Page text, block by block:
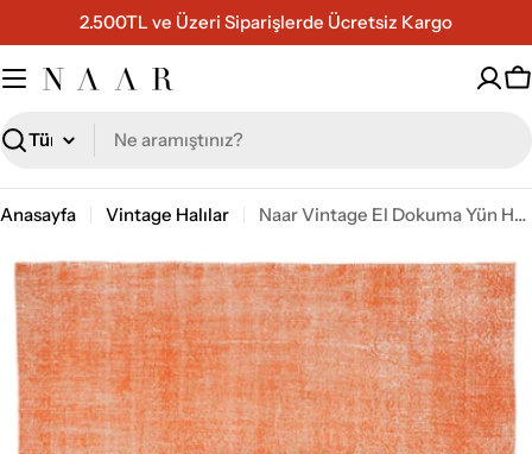
geç
2.500TL ve Üzeri Siparişlerde Ücretsiz Kargo
Ara
Anasayfa Vintage Halılar Naar Vintage El Dokuma Yün Halı